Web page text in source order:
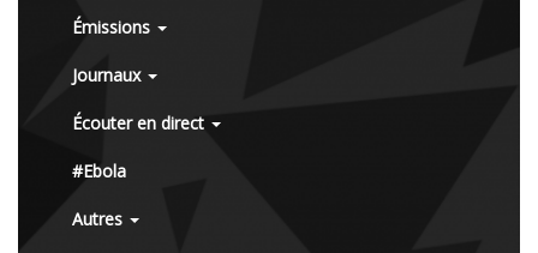
Émissions
Journaux
Écouter en direct
#Ebola
Autres